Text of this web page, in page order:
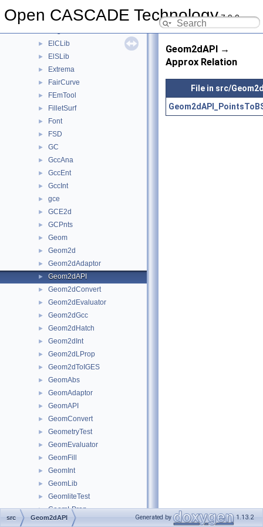
Open CASCADE Technology7.9.0
DrawTrSurf
► ElCLib
► ElSLib
► Extrema
► FairCurve
► FEmTool
► FilletSurf
► Font
► FSD
► GC
► GccAna
► GccEnt
► GccInt
► gce
► GCE2d
► GCPnts
► Geom
► Geom2d
► Geom2dAdaptor
► Geom2dAPI
► Geom2dConvert
► Geom2dEvaluator
► Geom2dGcc
► Geom2dHatch
► Geom2dInt
► Geom2dLProp
► Geom2dToIGES
► GeomAbs
► GeomAdaptor
► GeomAPI
► GeomConvert
► GeometryTest
► GeomEvaluator
► GeomFill
► GeomInt
► GeomLib
► GeomliteTest
► GeomLProp
► GeomPlate
Geom2dAPI →
Approx Relation
File in src/
src Geom2dAPI Generated by 1.13.2